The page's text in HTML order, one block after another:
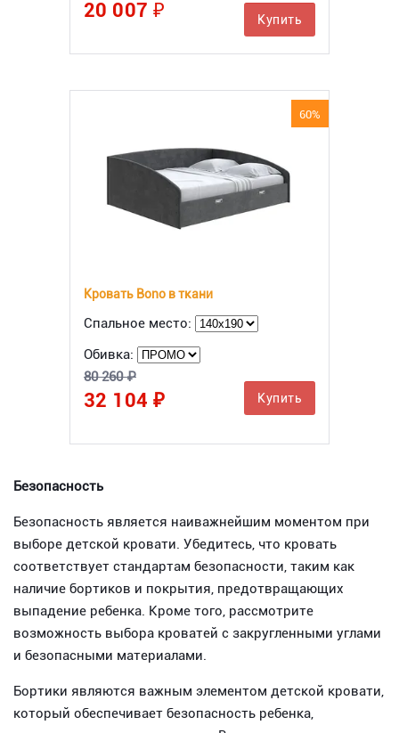
20 007 ₽ Купить
60%
Кровать Bono в ткани
Спальное место:
Обивка:
80 260 ₽
32 104 ₽ Купить
Безопасность
Безопасность является наиважнейшим моментом при
выборе детской кровати. Убедитесь, что кровать
соответствует стандартам безопасности, таким как
наличие бортиков и покрытия, предотвращающих
выпадение ребенка. Кроме того, рассмотрите
возможность выбора кроватей с закругленными углами
и безопасными материалами.
Бортики являются важным элементом детской кровати,
который обеспечивает безопасность ребенка,